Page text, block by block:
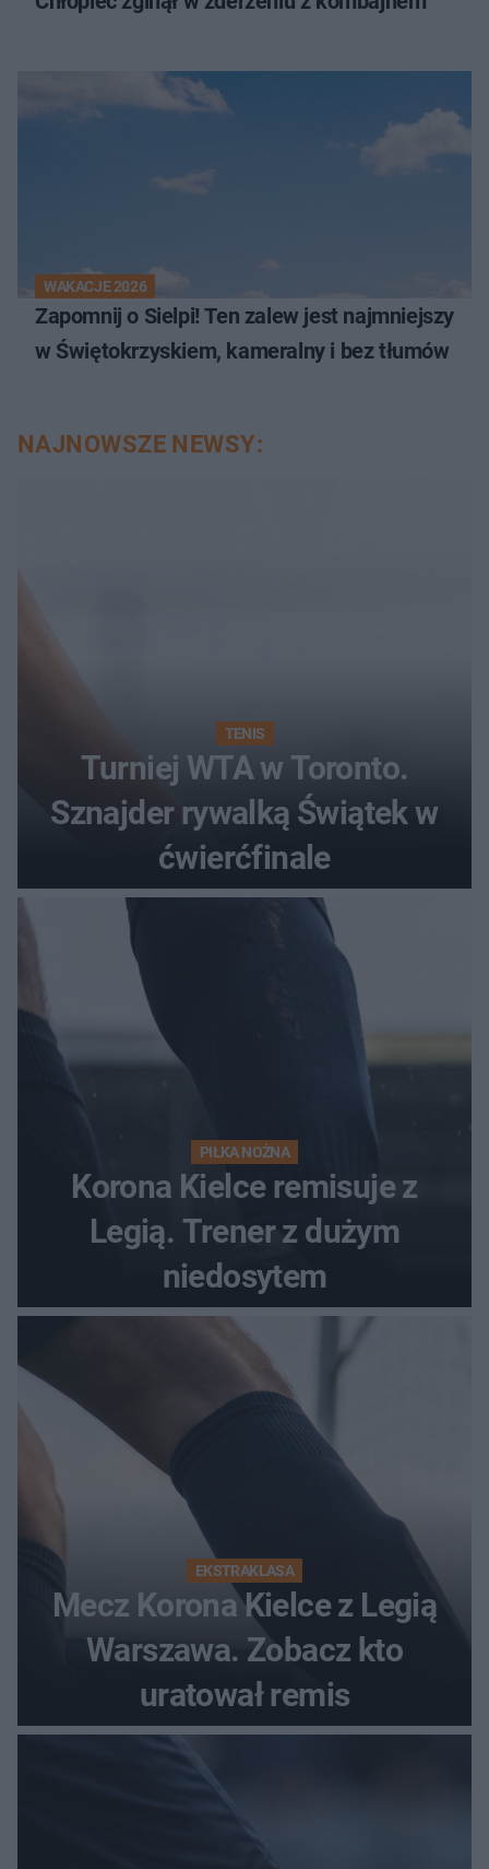
WAKACJE 2026
Zapomnij o Sielpi! Ten zalew jest najmniejszy
w Świętokrzyskiem, kameralny i bez tłumów
NAJNOWSZE NEWSY:
TENIS
Turniej WTA w Toronto.
Sznajder rywalką Świątek w
ćwierćfinale
PIŁKA NOŻNA
Korona Kielce remisuje z
Legią. Trener z dużym
niedosytem
EKSTRAKLASA
Mecz Korona Kielce z Legią
Warszawa. Zobacz kto
uratował remis